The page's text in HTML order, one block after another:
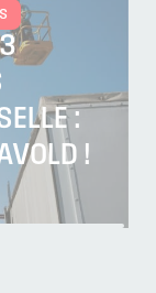
:
!